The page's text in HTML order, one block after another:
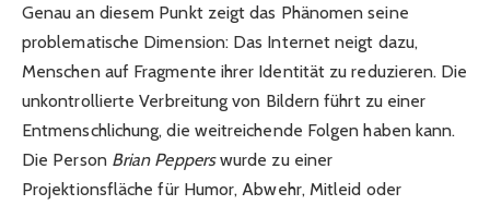
Genau an diesem Punkt zeigt das Phänomen seine
problematische Dimension: Das Internet neigt dazu,
Menschen auf Fragmente ihrer Identität zu reduzieren. Die
unkontrollierte Verbreitung von Bildern führt zu einer
Entmenschlichung, die weitreichende Folgen haben kann.
Die Person Brian Pepperswurde zu einer
Projektionsfläche für Humor, Abwehr, Mitleid oder